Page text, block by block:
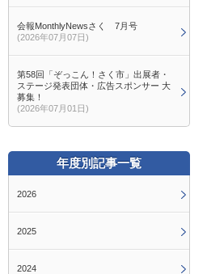
会報MonthlyNewsさく 7月号
(2026年07月07日)
第58回「ぞっこん！さく市」出展者・
ステージ発表団体・広告スポンサー 大
募集！
(2026年07月01日)
年度別記事一覧
2026
2025
2024